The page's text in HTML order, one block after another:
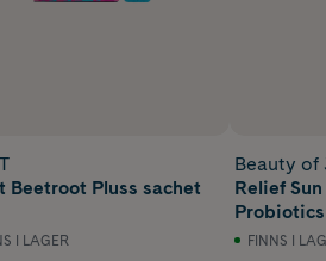
Beetroot Pluss sachet
I LAGER
Beauty of
Relief
FINNS I